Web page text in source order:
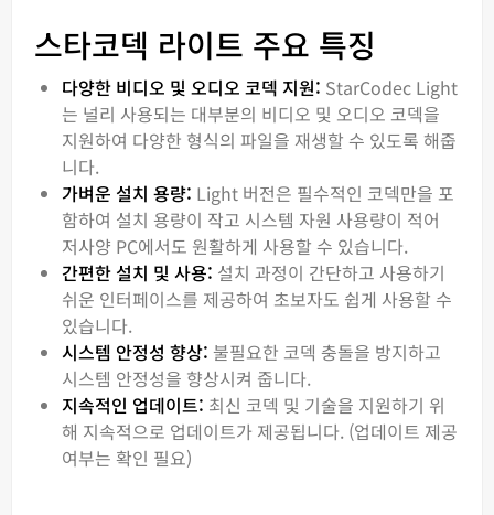
스타코덱 라이트 주요 특징
다양한 비디오 및 오디오 코덱 지원: StarCodec Light
는 널리 사용되는 대부분의 비디오 및 오디오 코덱을
지원하여 다양한 형식의 파일을 재생할 수 있도록 해줍
니다.
가벼운 설치 용량: Light 버전은 필수적인 코덱만을 포
함하여 설치 용량이 작고 시스템 자원 사용량이 적어
저사양 PC에서도 원활하게 사용할 수 있습니다.
간편한 설치 및 사용: 설치 과정이 간단하고 사용하기
쉬운 인터페이스를 제공하여 초보자도 쉽게 사용할 수
있습니다.
시스템 안정성 향상: 불필요한 코덱 충돌을 방지하고
시스템 안정성을 향상시켜 줍니다.
지속적인 업데이트: 최신 코덱 및 기술을 지원하기 위
해 지속적으로 업데이트가 제공됩니다. (업데이트 제공
여부는 확인 필요)